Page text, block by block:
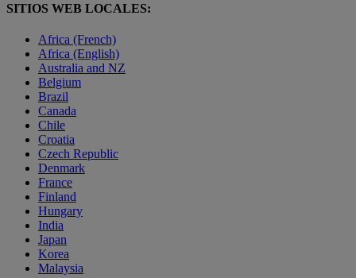
SITIOS WEB LOCALES:
Africa (French)
Africa (English)
Australia and NZ
Belgium
Brazil
Canada
Chile
Croatia
Czech Republic
Denmark
France
Finland
Hungary
India
Japan
Korea
Malaysia